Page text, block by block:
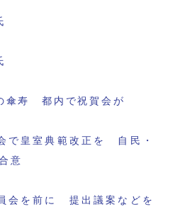
傘寿 都内で祝賀会が
で皇室典範改正を 自民・
意
会を前に 提出議案などを